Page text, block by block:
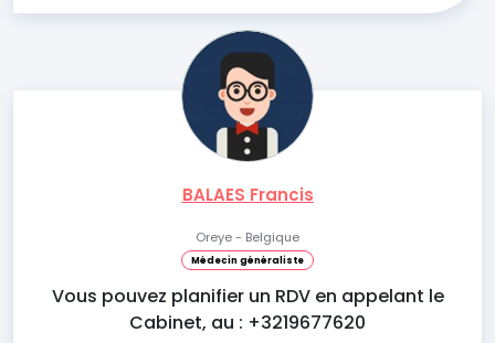
BALAES Francis
Oreye - Belgique
Médecin généraliste
Vous pouvez planifier un RDV en appelant le
Cabinet, au : +3219677620